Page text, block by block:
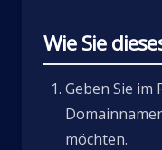
Wie Sie
Geben Sie im
möchten.